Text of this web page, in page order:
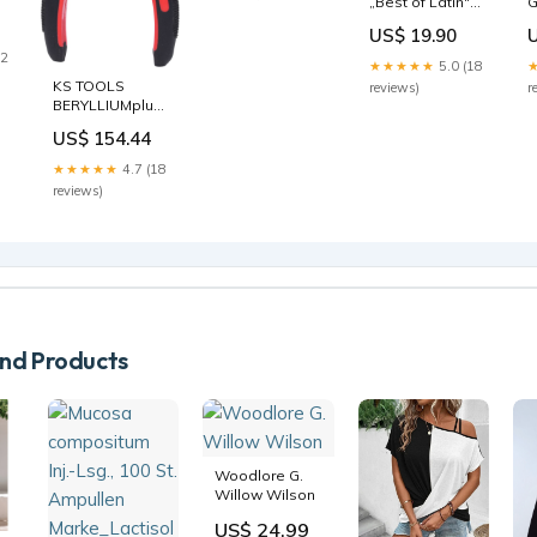
KS TOOLS
BERYLLIUMplus
165 mm (
962.0616 ) C -
AMA - Solo
US$ 154.44
★★★★★ 4.7 (18
reviews)
US$ 19.90
★★★★★ 5.0 (18
reviews)
Products
Woodlore G.
Willow Wilson
US$ 24.99